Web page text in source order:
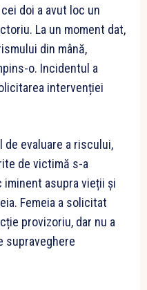
doi a avut loc un
La un moment dat,
din mână,
o. Incidentul a
intervenției
evaluare a riscului,
de victimă s-a
asupra vieții și
Femeia a solicitat
provizoriu, dar nu a
supraveghere